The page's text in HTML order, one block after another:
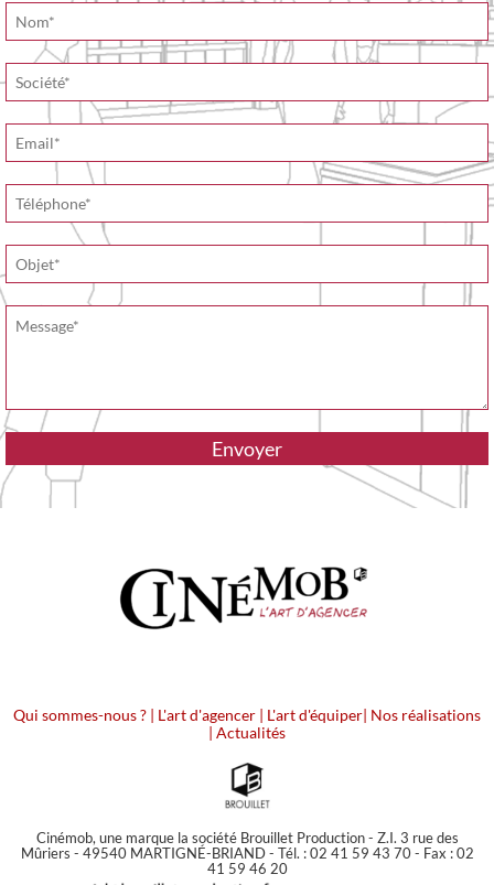
Qui sommes-nous ? | L'art d'agencer | L'art d'équiper| Nos réalisations
| Actualités
Cinémob, une marque la société Brouillet Production - Z.I. 3 rue des
Mûriers - 49540 MARTIGNÉ-BRIAND - Tél. : 02 41 59 43 70 - Fax : 02
41 59 46 20